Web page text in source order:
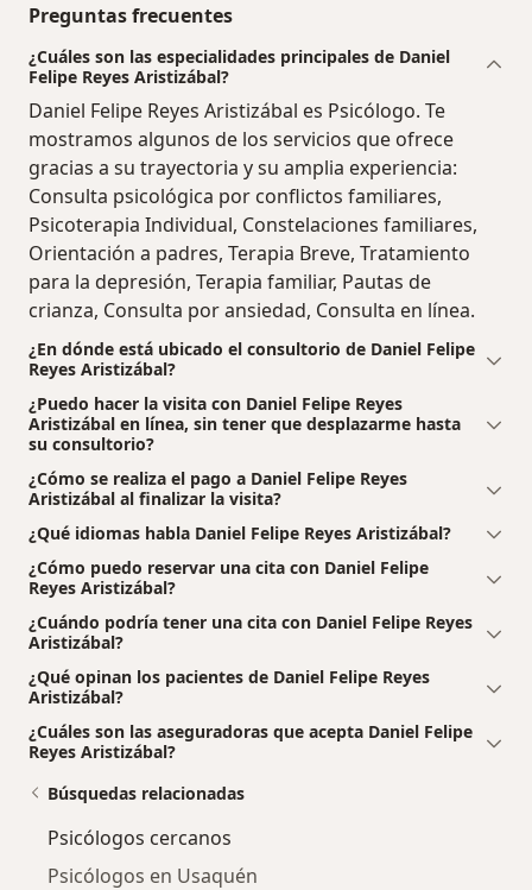
Preguntas frecuentes
¿Cuáles son las especialidades principales de Daniel
Felipe Reyes Aristizábal?
Daniel Felipe Reyes Aristizábal es Psicólogo. Te
mostramos algunos de los servicios que ofrece
gracias a su trayectoria y su amplia experiencia:
Consulta psicológica por conflictos familiares,
Psicoterapia Individual, Constelaciones familiares,
Orientación a padres, Terapia Breve, Tratamiento
para la depresión, Terapia familiar, Pautas de
crianza, Consulta por ansiedad, Consulta en línea.
¿En dónde está ubicado el consultorio de Daniel Felipe
Reyes Aristizábal?
¿Puedo hacer la visita con Daniel Felipe Reyes
Aristizábal en línea, sin tener que desplazarme hasta
su consultorio?
¿Cómo se realiza el pago a Daniel Felipe Reyes
Aristizábal al finalizar la visita?
¿Qué idiomas habla Daniel Felipe Reyes Aristizábal?
¿Cómo puedo reservar una cita con Daniel Felipe
Reyes Aristizábal?
¿Cuándo podría tener una cita con Daniel Felipe Reyes
Aristizábal?
¿Qué opinan los pacientes de Daniel Felipe Reyes
Aristizábal?
¿Cuáles son las aseguradoras que acepta Daniel Felipe
Reyes Aristizábal?
Búsquedas relacionadas
Psicólogos cercanos
Psicólogos en Usaquén